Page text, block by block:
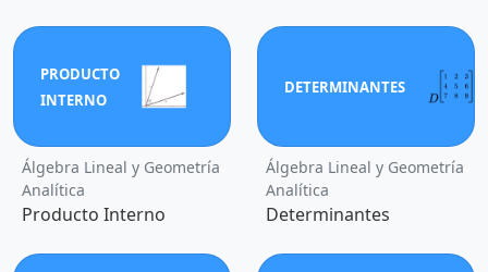
PRODUCTO
INTERNO
Álgebra Lineal y Geometría
Analítica
Producto Interno
DETERMINANTES
Álgebra Lineal y Geometría
Analítica
Determinantes